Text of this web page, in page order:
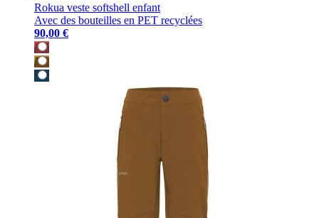
Rokua veste softshell enfant
Avec des bouteilles en PET recyclées
90,00 €